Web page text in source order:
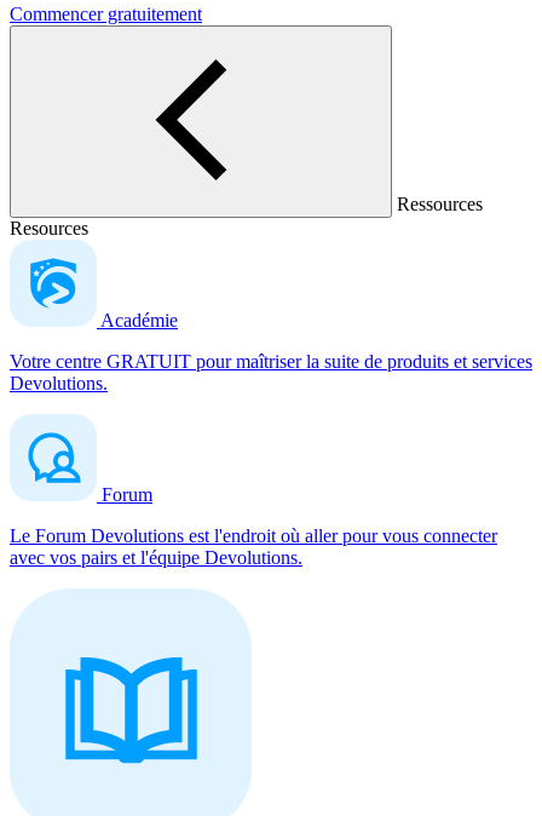
Commencer gratuitement
Ressources
Resources
Académie
Votre centre GRATUIT pour maîtriser la suite de produits et services
Devolutions.
Forum
Le Forum Devolutions est l'endroit où aller pour vous connecter
avec vos pairs et l'équipe Devolutions.